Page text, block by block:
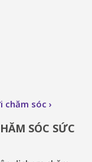
chăm sóc
SÓC SỨC